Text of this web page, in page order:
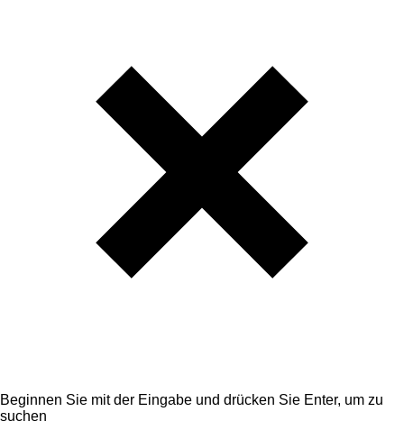
Beginnen Sie mit der Eingabe und drücken Sie Enter, um zu
suchen